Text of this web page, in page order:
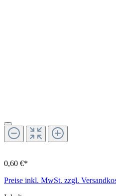
0,60 €*
Preise inkl. MwSt. zzgl.